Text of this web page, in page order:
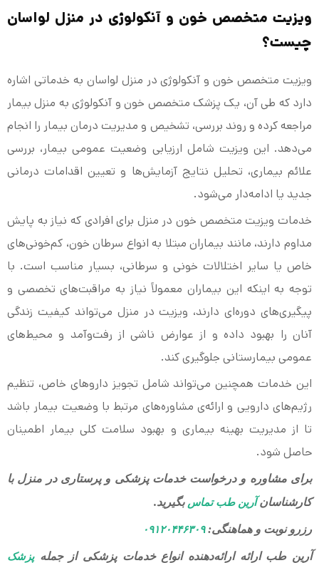
ویزیت متخصص خون و آنکولوژی در منزل لواسان
چیست؟
ویزیت متخصص خون و آنکولوژی در منزل لواسان به خدماتی اشاره
دارد که طی آن، یک پزشک متخصص خون و آنکولوژی به منزل بیمار
مراجعه کرده و روند بررسی، تشخیص و مدیریت درمان بیمار را انجام
می‌دهد. این ویزیت شامل ارزیابی وضعیت عمومی بیمار، بررسی
علائم بیماری، تحلیل نتایج آزمایش‌ها و تعیین اقدامات درمانی
جدید یا ادامه‌دار می‌شود.
خدمات ویزیت متخصص خون در منزل برای افرادی که نیاز به پایش
مداوم دارند، مانند بیماران مبتلا به انواع سرطان خون، کم‌خونی‌های
خاص یا سایر اختلالات خونی و سرطانی، بسیار مناسب است. با
توجه به اینکه این بیماران معمولاً نیاز به مراقبت‌های تخصصی و
پیگیری‌های دوره‌ای دارند، ویزیت در منزل می‌تواند کیفیت زندگی
آنان را بهبود داده و از عوارض ناشی از رفت‌وآمد و محیط‌های
عمومی بیمارستانی جلوگیری کند.
این خدمات همچنین می‌تواند شامل تجویز داروهای خاص، تنظیم
رژیم‌های دارویی و ارائه‌ی مشاوره‌های مرتبط با وضعیت بیمار باشد
تا از مدیریت بهینه بیماری و بهبود سلامت کلی بیمار اطمینان
حاصل شود.
برای مشاوره و درخواست خدمات پزشکی و پرستاری در منزل با
کارشناسانآرین طب تماسبگیرید.
رزرو نوبت و هماهنگی:۰۹۱۲۰۴۴۶۳۰۹
آرین طب ارائه ارائه‌دهنده انواع خدمات پزشکی از جمله پزشک